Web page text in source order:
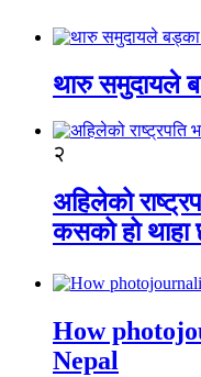
थारु समुदायले
२
अहिलेको
कसको हो थाहा
How
Nepal